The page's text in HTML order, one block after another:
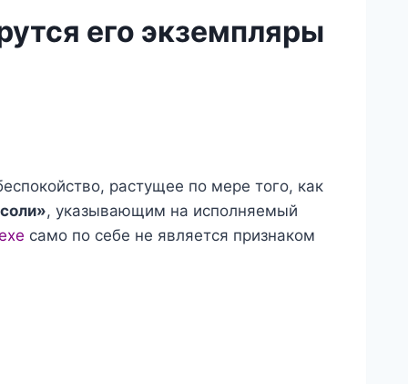
его экземпляры
растущее по мере того, как
, указывающим на исполняемый
само по себе не является признаком